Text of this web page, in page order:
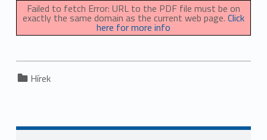
Failed to fetch Error: URL to the PDF file must be on
exactly the same domain as the current web page. Click
here for more info
Categorized in:
Hírek